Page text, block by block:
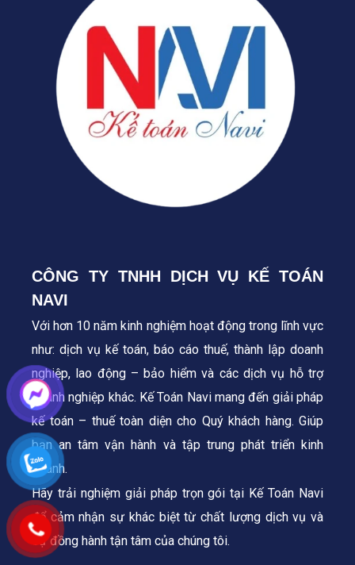
CÔNG TY TNHH DỊCH VỤ KẾ TOÁN
NAVI
Với hơn 10 năm kinh nghiệm hoạt động trong lĩnh vực
như: dịch vụ kế toán, báo cáo thuế, thành lập doanh
nghiệp, lao động – bảo hiểm và các dịch vụ hỗ trợ
doanh nghiệp khác. Kế Toán Navi mang đến giải pháp
kế toán – thuế toàn diện cho Quý khách hàng. Giúp
bạn an tâm vận hành và tập trung phát triển kinh
doanh.
Hãy trải nghiệm giải pháp trọn gói tại Kế Toán Navi
để cảm nhận sự khác biệt từ chất lượng dịch vụ và
sự đồng hành tận tâm của chúng tôi.